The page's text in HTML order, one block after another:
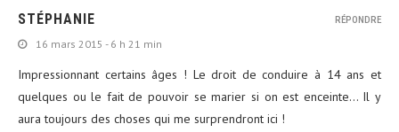
STÉPHANIE
16 mars 2015 - 6 h 21 min
Impressionnant certains âges ! Le droit de conduire à 14 ans et
quelques ou le fait de pouvoir se marier si on est enceinte… Il y
aura toujours des choses qui me surprendront ici !
RÉPONDRE